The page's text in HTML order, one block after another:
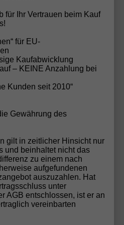
Hersteller investiert
nachhaltige Mobilität. Mit
effizienten
Hyundai Maßstäbe für
– ohne dabei den Fokus auf
–
Kompromisse
alsEU-Neuwagen
profitieren von:
gegenüber der
und Qualität
für Ihr Vertrauen beim Kauf
für EU-
Kaufabwicklung
– KEINE Anzahlung bei
Kunden seit 2010“
Gewährung des
gilt in zeitlicher Hinsicht nur
und beinhaltet nicht das
zu einem nach
aufgefundenen
auszuzahlen. Hat
unter
AGB entschlossen, ist er an
vereinbarten